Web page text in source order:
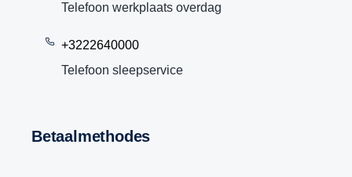
Telefoon werkplaats overdag
+3222640000
Telefoon sleepservice
Betaalmethodes